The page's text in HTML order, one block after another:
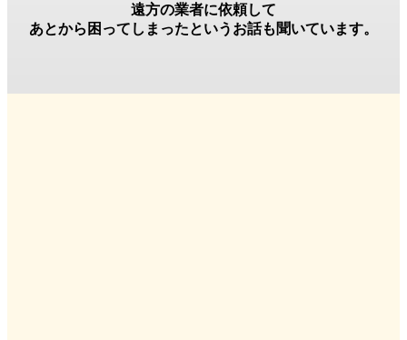
遠方の業者に依頼して
あとから困ってしまったというお話も聞いています。